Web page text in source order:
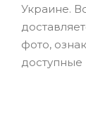
Украине.
фото,
доступные